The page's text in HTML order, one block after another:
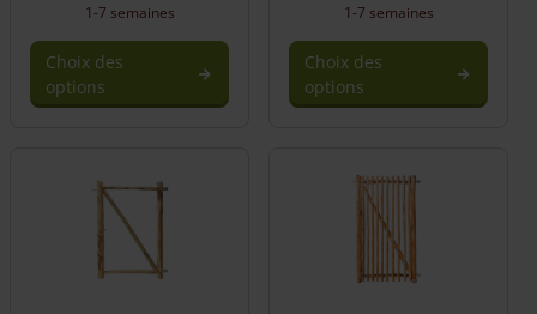
1-7 semaines
Choix des
options
plusieurs
1-7 semaines
Choix des
options